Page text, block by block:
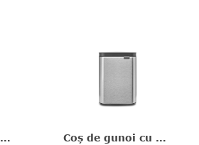
Coş de gunoi cu pedală, verde închis, inox, 3 l, NewIcon, Brabantia - 8710755304002 Coș de gunoi cu acționare manuală, inox mat, 4 l, Bo Waste Bin, Brabantia - 8710755222849